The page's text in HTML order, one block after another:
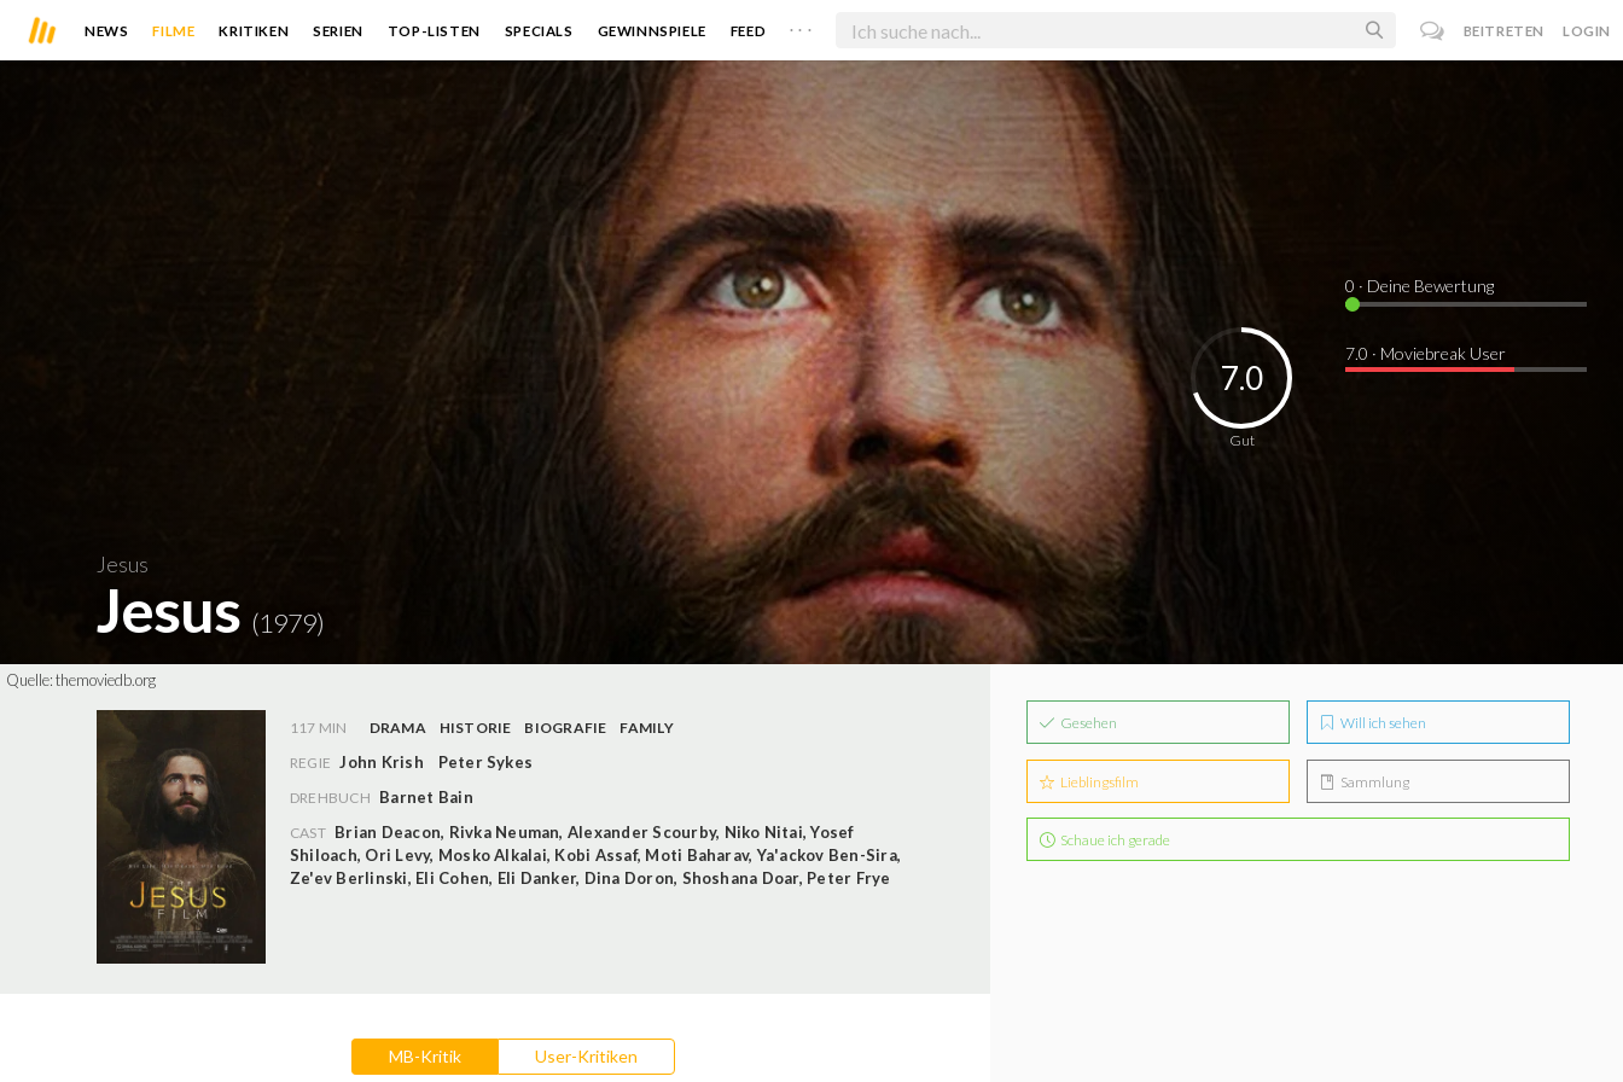
NEWS FILME KRITIKEN SERIEN TOP-LISTEN SPECIALS GEWINNSPIELE FEED . . . BEITRETEN LOGIN
Jesus
Jesus (1979)
Gut
7.0
0 · Deine Bewertung
7.0 · Moviebreak User
Quelle:themoviedb.org
117 MIN DRAMA HISTORIE BIOGRAFIE
FAMILY
REGIE John Krish Peter Sykes
DREHBUCH Barnet Bain
CAST Brian Deacon, Rivka Neuman, Alexander Scourby, Niko Nitai,Yosef
Shiloach, Ori Levy, Mosko Alkalai, Kobi Assaf, Moti Baharav,Ya'ackov Ben-Sira,
Ze'ev Berlinski, Eli Cohen, Eli Danker, Dina Doron, Shoshana Doar, Peter Frye
MB-Kritik User-Kritiken
Gesehen Will ich sehen
Lieblingsfilm Sammlung
Schaue ich gerade